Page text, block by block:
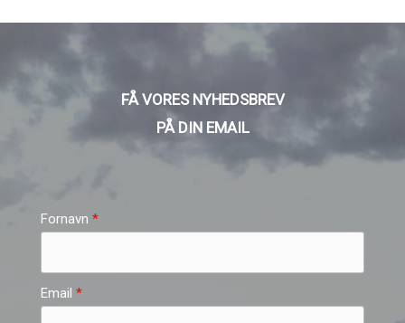
FÅ VORES NYHEDSBREV
PÅ DIN EMAIL
Fornavn
Email